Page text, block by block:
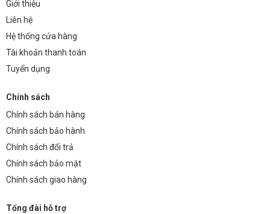
Giới thiệu
Liên hệ
Hệ thống cửa hàng
Tài khoản thanh toán
Tuyển dụng
Chính sách
Chính sách bán hàng
Chính sách bảo hành
Chính sách đổi trả
Chính sách bảo mật
Chính sách giao hàng
Tổng đài hỗ trợ